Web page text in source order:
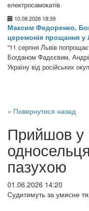
електросамокатів.
10.08.2026 18:39
Максим Федоренко,
церемонія прощання у
"11 серпня Львів
Богданом Фадєєвим,
Україну від російських
« Повернутися назад
Прийшов у
пазухою
01.06.2026 14:20
Судитимуть за умисне